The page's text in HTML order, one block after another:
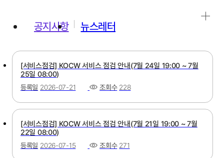
공지사항 뉴스레터
[서비스점검] KOCW 서비스 점검 안내(7월 24일 19:00 ~ 7월
25일 08:00)
등록일 2026-07-21 조회수 228
[서비스점검] KOCW 서비스 점검 안내(7월 21일 19:00 ~ 7월
22일 08:00)
등록일 2026-07-15 조회수 271